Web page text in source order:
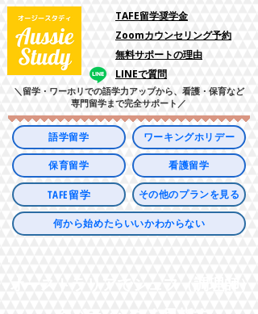
​TAFE留学奨学金
Zoomカウンセリング予約
​無料サポートの理由
LINEで質問
＼留学・ワーホリでの語学力アップから、看護・保育など
専門留学まで完全サポート／
語学留学
保育留学
TAFE留学
ワーキングホリデー
看護留学
その他のプランを見る
何から始めたらいいかわからない